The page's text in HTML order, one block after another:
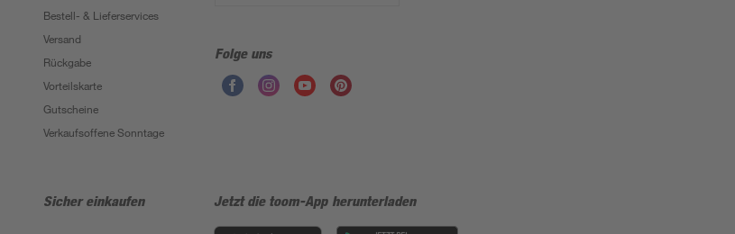
Bestell- & Lieferservices
Versand
Rückgabe
Vorteilskarte
Gutscheine
Verkaufsoffene Sonntage
Folge uns
Sicher einkaufen Jetzt die toom-App herunterladen